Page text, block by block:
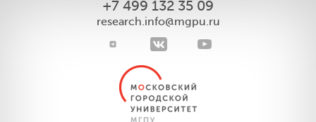
+7 499 132 35 09
research.info@mgpu.ru